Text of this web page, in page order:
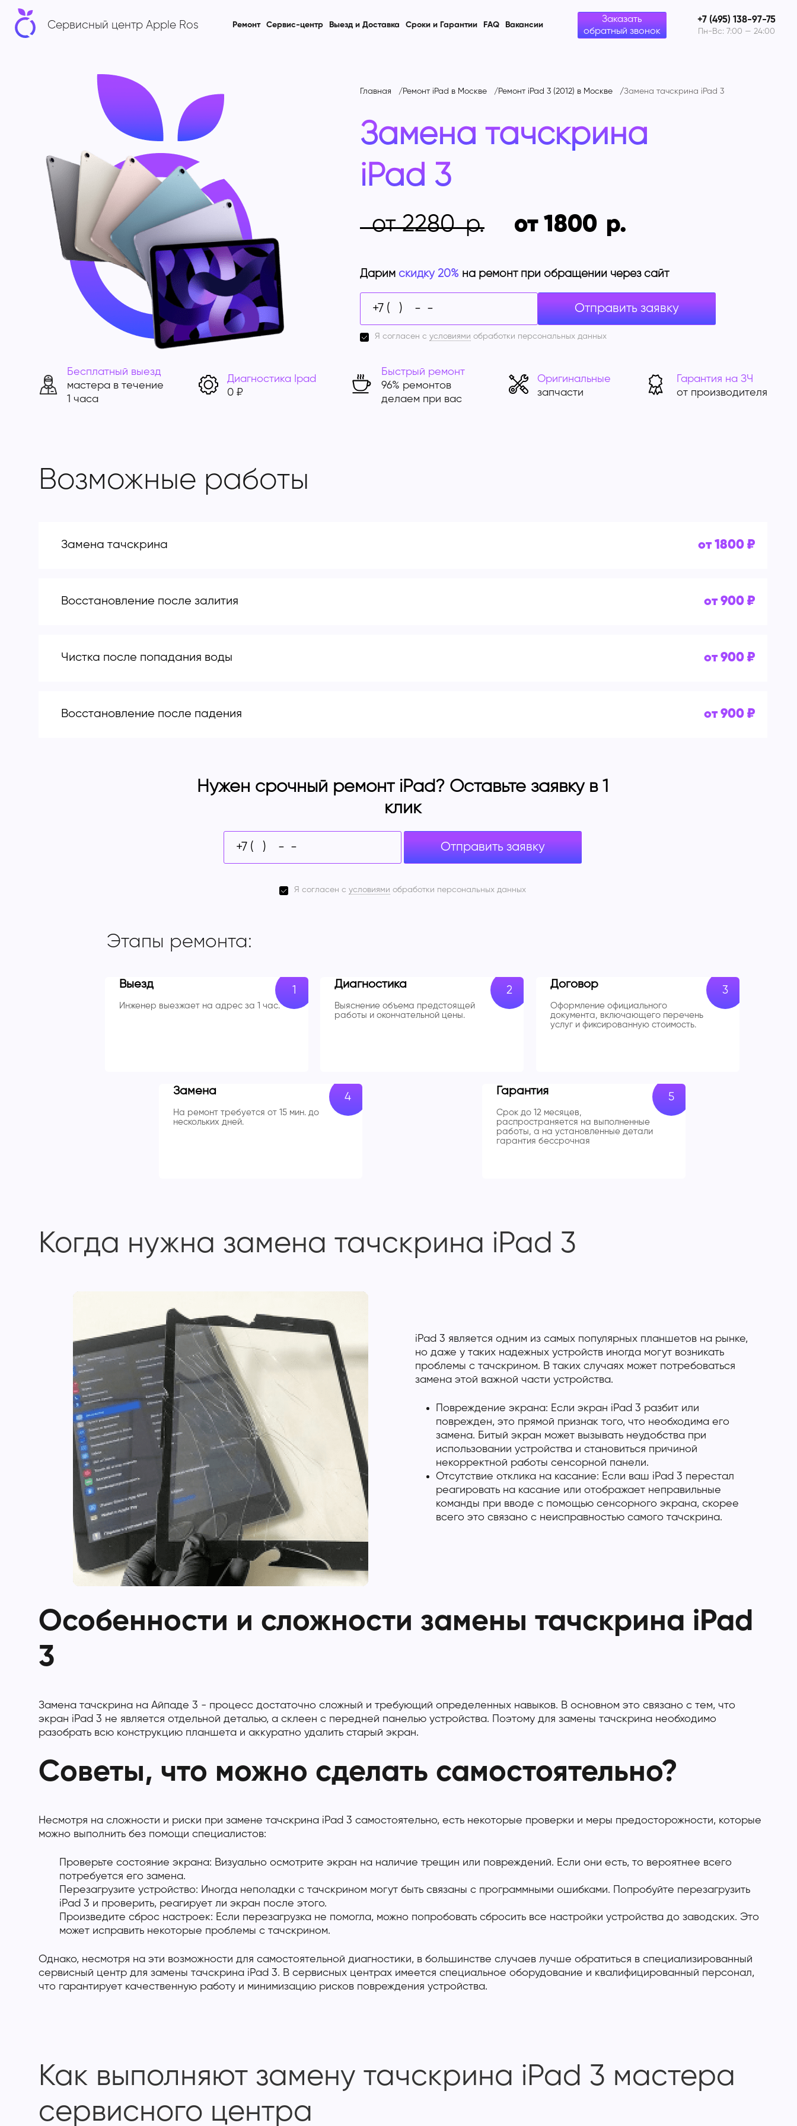
Сервисный центр Apple Ros Ремонт Сервис-центр Выезд и Доставка Сроки и Гарантии FAQ Вакансии
Заказать
обратный звонок
+7 (495) 138-97-75
Пн-Вс: 7:00 — 24:00
Главная Ремонт iPad в Москве Ремонт iPad 3 (2012) в Москве Замена тачскрина iPad 3
Замена тачскрина
iPad 3
от 2280 от 1800
Дарим скидку 20% на ремонт при обращении через сайт
Я согласен с условиями обработки персональных данных
Бесплатный выезд
мастера в течение
1 часа
Диагностика Ipad
0 ₽
Быстрый ремонт
96% ремонтов
делаем при вас
Оригинальные
запчасти
Гарантия на ЗЧ
от производителя
Возможные работы
Замена тачскрина от 1800 ₽
Восстановление после залития от 900 ₽
Чистка после попадания воды от 900 ₽
Восстановление после падения от 900 ₽
Нужен срочный ремонт iPad? Оставьте заявку в 1
клик
Отправить заявку
Я согласен сусловиями обработки персональных данных
Этапы ремонта:
Выезд
Инженер выезжает на адрес за 1 час.
Диагностика
Выяснение объема предстоящей
работы и окончательной цены.
Договор
Оформление официального
документа, включающего перечень
услуг и фиксированную стоимость.
Замена
На ремонт требуется от 15 мин. до
нескольких дней.
Гарантия
Срок до 12 месяцев,
распространяется на выполненные
работы, а на установленные детали
гарантия бессрочная
Когда нужна замена тачскрина iPad 3
iPad 3 является одним из самых популярных планшетов на рынке,
но даже у таких надежных устройств иногда могут возникать
проблемы с тачскрином. В таких случаях может потребоваться
замена этой важной части устройства.
Повреждение экрана: Если экран iPad 3 разбит или
поврежден, это прямой признак того, что необходима его
замена. Битый экран может вызывать неудобства при
использовании устройства и становиться причиной
некорректной работы сенсорной панели.
Отсутствие отклика на касание: Если ваш iPad 3 перестал
реагировать на касание или отображает неправильные
команды при вводе с помощью сенсорного экрана, скорее
всего это связано с неисправностью самого тачскрина.
Особенности и сложности замены тачскрина iPad
3
Замена тачскрина на Айпаде 3 - процесс достаточно сложный и требующий определенных навыков. В основном это связано с тем, что
экран iPad 3 не является отдельной деталью, а склеен с передней панелью устройства. Поэтому для замены тачскрина необходимо
разобрать всю конструкцию планшета и аккуратно удалить старый экран.
Советы, что можно сделать самостоятельно?
Несмотря на сложности и риски при замене тачскрина iPad 3 самостоятельно, есть некоторые проверки и меры предосторожности, которые
можно выполнить без помощи специалистов:
Проверьте состояние экрана: Визуально осмотрите экран на наличие трещин или повреждений. Если они есть, то вероятнее всего
потребуется его замена.
Перезагрузите устройство: Иногда неполадки с тачскрином могут быть связаны с программными ошибками. Попробуйте перезагрузить
iPad 3 и проверить, реагирует ли экран после этого.
Произведите сброс настроек: Если перезагрузка не помогла, можно попробовать сбросить все настройки устройства до заводских. Это
может исправить некоторые проблемы с тачскрином.
Однако, несмотря на эти возможности для самостоятельной диагностики, в большинстве случаев лучше обратиться в специализированный
сервисный центр для замены тачскрина iPad 3. В сервисных центрах имеется специальное оборудование и квалифицированный персонал,
что гарантирует качественную работу и минимизацию рисков повреждения устройства.
Как выполняют замену тачскрина iPad 3 мастера
сервисного центра